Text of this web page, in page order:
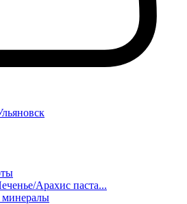
Арахис паста...